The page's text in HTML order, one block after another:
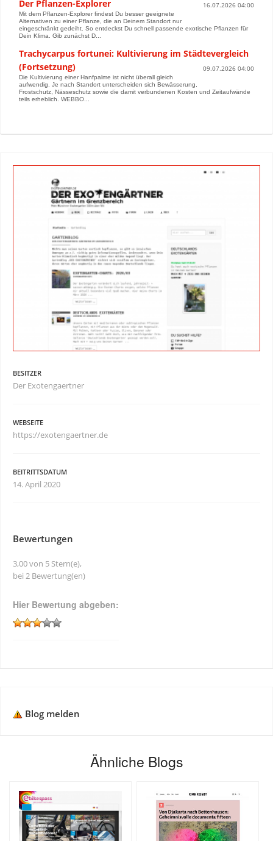
Der Pflanzen-Explorer 16.07.2026 04:00
Mit dem Pflanzen-Explorer findest Du besser geeignete
Alternativen zu einer Pflanze, die an Deinem Standort nur
eingeschränkt gedeiht. So entdeckst Du schnell passende exotische Pflanzen für
Dein Klima. Gib zunächst D...
Trachycarpus fortunei: Kultivierung im Städtevergleich
(Fortsetzung)
09.07.2026 04:00
Die Kultivierung einer Hanfpalme ist nicht überall gleich
aufwendig. Je nach Standort unterscheiden sich Bewässerung,
Frostschutz, Nässeschutz sowie die damit verbundenen Kosten und Zeitaufwände
teils erheblich. WEBBO...
BESITZER
Der Exotengaertner
WEBSEITE
https://exotengaertner.de
BEITRITTSDATUM
14. April 2020
Bewertungen
3,00 von 5 Stern(e),
bei 2 Bewertung(en)
Hier Bewertung abgeben:
Blog melden
Ähnliche Blogs